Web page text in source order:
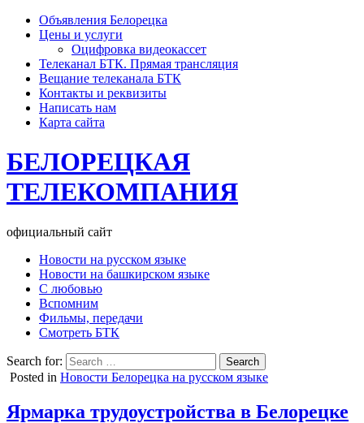
Объявления Белорецка
Цены и услуги
Оцифровка видеокассет
Телеканал БТК. Прямая трансляция
Вещание телеканала БТК
Контакты и реквизиты
Написать нам
Карта сайта
БЕЛОРЕЦКАЯ
ТЕЛЕКОМПАНИЯ
официальный сайт
Новости на русском языке
Новости на башкирском языке
С любовью
Вспомним
Фильмы, передачи
Смотреть БТК
Search for:
Posted in Новости Белорецка на русском языке
Ярмарка трудоустройства в Белорецке